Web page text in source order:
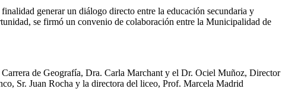
generar un diálogo directo entre la educación secundaria y
se firmó un convenio de colaboración entre la Municipalidad de
de Geografía, Dra. Carla Marchant y el Dr. Ociel Muñoz, Director
Sr. Juan Rocha y la directora del liceo, Prof. Marcela Madrid